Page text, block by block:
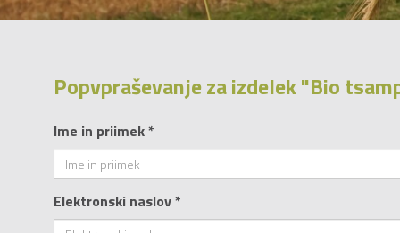
Popvpraševanje za izdelek "Bio
Ime in priimek *
Elektronski naslov *